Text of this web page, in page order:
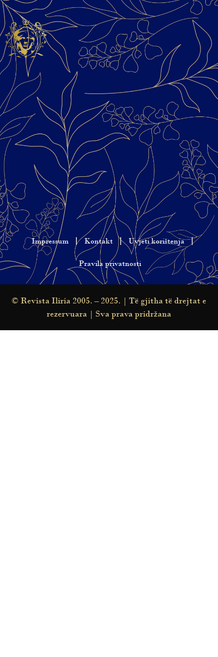
Impressum Kontakt Uvjeti korištenja
Pravila privatnosti
© Revista Iliria 2005. – 2025. | Të gjitha të drejtat e
rezervuara | Sva prava pridržana